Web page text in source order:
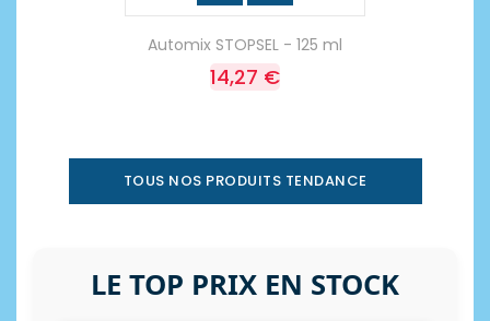
Automix STOPSEL - 125 ml
14,27 €
TOUS NOS PRODUITS TENDANCE
LE TOP PRIX EN STOCK